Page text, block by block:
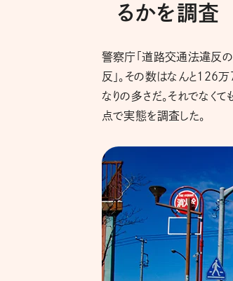
るかを調査
警察庁「道路交通法違反の
反」。その数はなんと126
なりの多さだ。それでなく
点で実態を調査した。